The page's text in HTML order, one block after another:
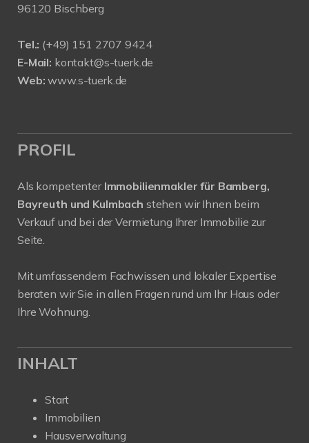
96120 Bischberg
Tel.: (+49) 151 2707 9424
E-Mail: kontakt@s-tuerk.de
Web: www.s-tuerk.de
PROFIL
Als kompetenter Immobilienmakler für Bamberg,
Bayreuth und Kulmbach stehen wir Ihnen beim
Verkauf und bei der Vermietung Ihrer Immobilie zur
Seite.
Mit umfassendem Fachwissen und lokaler Expertise
beraten wir Sie in allen Fragen rund um Ihr Haus oder
Ihre Wohnung.
INHALT
Start
Immobilien
Hausverwaltung